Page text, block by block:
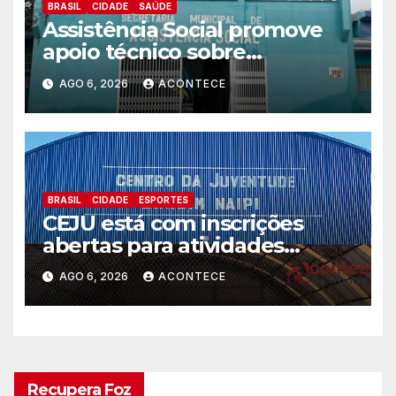
BRASIL CIDADE SAÚDE
Assistência Social promove
apoio técnico sobre
preparação e resposta a
situações de emergência e
calamidade pública
AGO 6, 2026 ACONTECE
BRASIL CIDADE ESPORTES
CEJU está com inscrições
abertas para atividades
gratuitas
AGO 6, 2026 ACONTECE
Recupera Foz